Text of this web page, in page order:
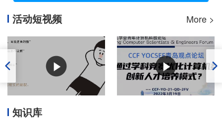
活动短视频 More >
知识库